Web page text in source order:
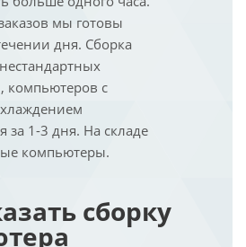
мы готовы
дня. Сборка
компьютеров с
за 1-3 дня. На складе
компьютеры.
сборку